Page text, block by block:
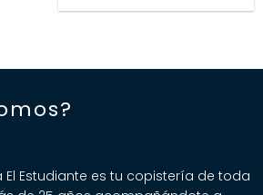
Estudiante es tu copistería de toda